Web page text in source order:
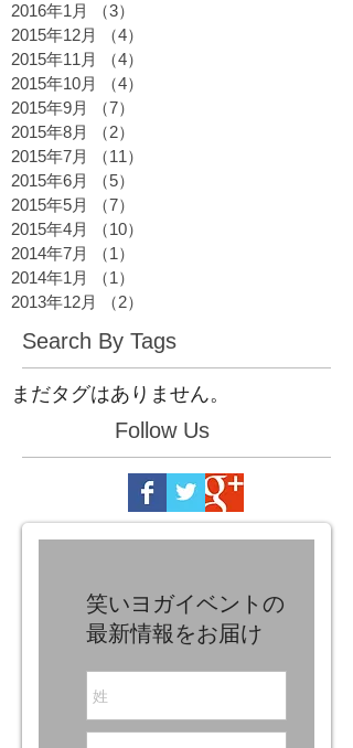
Search By Tags
Follow Us
2016年1月
（3）
2015年12月
（4）
2015年11月
（4）
2015年10月
（4）
2015年9月
（7）
2015年8月
（2）
2015年7月
（11）
2015年6月
（5）
2015年5月
（7）
2015年4月
（10）
2014年7月
（1）
2014年1月
（1）
2013年12月
（2）
まだタグはありません。
笑いヨガイベントの
最新情報をお届け